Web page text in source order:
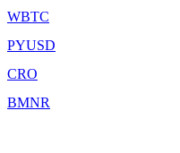
WBTC
PYUSD
CRO
BMNR